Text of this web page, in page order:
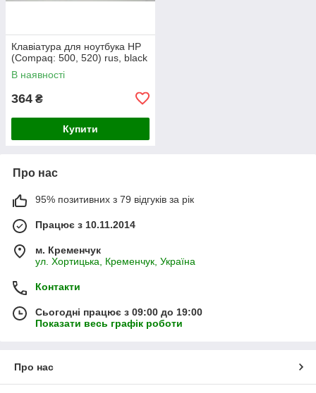
Клавіатура для ноутбука HP
(Compaq: 500, 520) rus, black
В наявності
364 ₴
Купити
Про нас
95% позитивних з 79 відгуків за рік
Працює з 10.11.2014
м. Кременчук
ул. Хортицька, Кременчук, Україна
Контакти
Сьогодні працює з 09:00 до 19:00
Показати весь графік роботи
Про нас